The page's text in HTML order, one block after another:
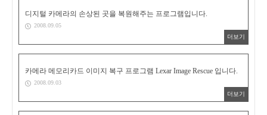
디지털 카메라의 손상된 곳을 복원해주는 프로그램입니다.
2008.09.05
더보기
카메라 메모리카드 이미지 복구 프로그램 Lexar Image Rescue 입니다.
2008.09.03
더보기